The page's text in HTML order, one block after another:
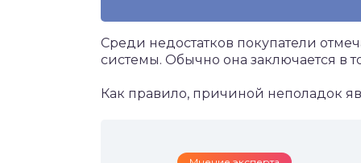
Среди недостатков покупатели
системы. Обычно она заключается в
Как правило, причиной неполадок